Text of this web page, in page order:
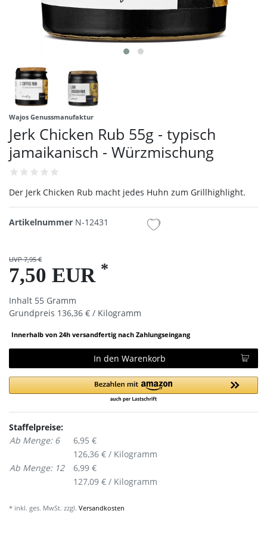
Wajos Genussmanufaktur
Jerk Chicken Rub 55g - typisch
jamaikanisch - Würzmischung
Der Jerk Chicken Rub macht jedes Huhn zum Grillhighlight.
Artikelnummer N-12431
UVP 7,95 €
7,50 EUR *
Inhalt 55 Gramm
Grundpreis 136,36 € / Kilogramm
Innerhalb von 24h versandfertig nach Zahlungseingang
In den Warenkorb
Staffelpreise:
Ab Menge: 6
6,95 €
126,36 € / Kilogramm
Ab Menge: 12
6,99 €
127,09 € / Kilogramm
* inkl. ges. MwSt. zzgl. Versandkosten